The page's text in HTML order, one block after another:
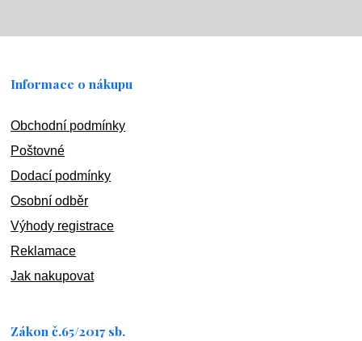
Informace o nákupu
Obchodní podmínky
Poštovné
Dodací podmínky
Osobní odběr
Výhody registrace
Reklamace
Jak nakupovat
Zákon č.65/2017 sb.